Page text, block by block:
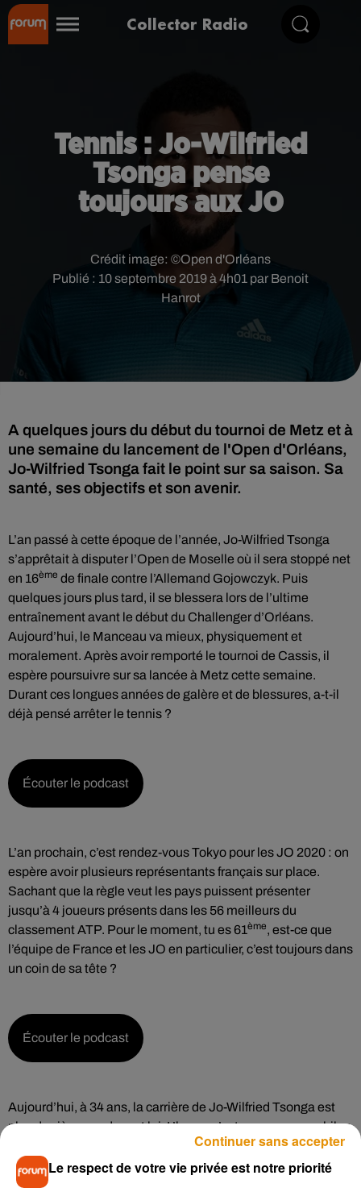
Collector Radio
Tennis : Jo-Wilfried
Tsonga pense
toujours aux JO
Publié : 10 septembre 2019 à 4h01 par Benoit
Hanrot
Crédit image: ©Open d'Orléans
A quelques jours du début du tournoi de Metz et à
une semaine du lancement de l'Open d'Orléans,
Jo-Wilfried Tsonga fait le point sur sa saison. Sa
santé, ses objectifs et son avenir.
L’an passé à cette époque de l’année, Jo-Wilfried Tsonga
s’apprêtait à disputer l’Open de Moselle où il sera stoppé net
en 16ème de finale contre l’Allemand Gojowczyk. Puis
quelques jours plus tard, il se blessera lors de l’ultime
entraînement avant le début du Challenger d’Orléans.
Aujourd’hui, le Manceau va mieux, physiquement et
moralement. Après avoir remporté le tournoi de Cassis, il
espère poursuivre sur sa lancée à Metz cette semaine.
Durant ces longues années de galère et de blessures, a-t-il
déjà pensé arrêter le tennis ?
Écouter le podcast
L’an prochain, c’est rendez-vous Tokyo pour les JO 2020 : on
espère avoir plusieurs représentants français sur place.
Sachant que la règle veut les pays puissent présenter
jusqu’à 4 joueurs présents dans les 56 meilleurs du
classement ATP. Pour le moment, tu es 61ème, est-ce que
l’équipe de France et les JO en particulier, c’est toujours dans
un coin de sa tête ?
Écouter le podcast
Aujourd’hui, à 34 ans, la carrière de Jo-Wilfried Tsonga est
plus derrière que devant lui. L’heure n’est pas encore au bilan
mais il est toujours temps de ressasser de bons souvenirs.
D’ailleurs, quel a été son plus bon souvenir sur le circuit
ATP ?
Le respect de votre vie privée est notre priorité
Continuer sans accepter